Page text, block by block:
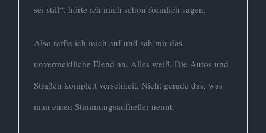
sei still“, hörte ich mich schon förmlich sagen.
Also raffte ich mich auf und sah mir das
unvermeidliche Elend an. Alles weiß. Die Autos und
Straßen komplett verschneit. Nicht gerade das, was
man einen Stimmungsaufheller nennt.